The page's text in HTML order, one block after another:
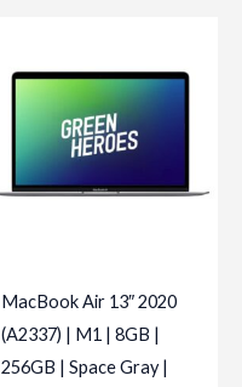
MacBook Air 13″ 2020
(A2337) | M1 | 8GB |
256GB | Space Gray |